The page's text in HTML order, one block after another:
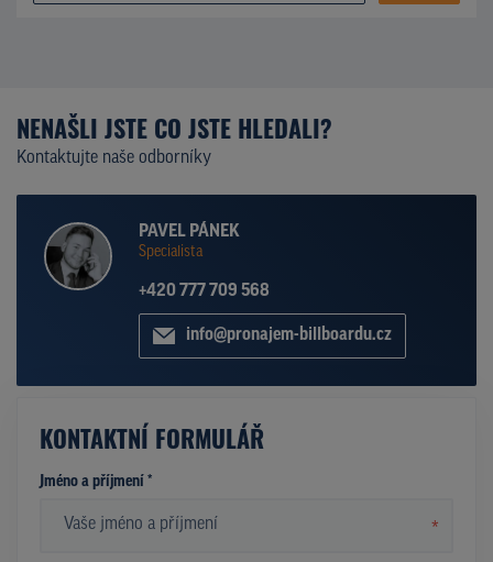
NENAŠLI JSTE CO JSTE HLEDALI?
Kontaktujte naše odborníky
PAVEL PÁNEK
Specialista
+420 777 709 568
info@pronajem-billboardu.cz
KONTAKTNÍ FORMULÁŘ
Jméno a příjmení *
*